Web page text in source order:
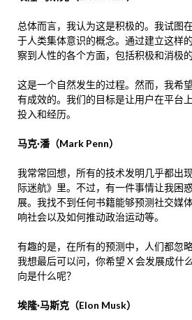
总体而言，我认为这是积极的。我试图
于人类集体意识的概念。通过建立这样
察到人性的各个方面，包括积极和消极的
这是一个自然发生的过程。然而，我希
有成效的。我们的目标是让用户在平台
投入和经历。
马克·潘（Mark Penn）
我常常回想，所有的技术发明几乎都出
际迷航》里。不过，有一件事情让我困
展。我找不到任何书籍能够预测社交媒
响社会以及如何推动政治运动等。
有趣的是，在所有的预测中，人们都忽
我想最后可以问，你希望 X 会发展成什
向是什么呢？
埃隆·马斯克（Elon Musk）